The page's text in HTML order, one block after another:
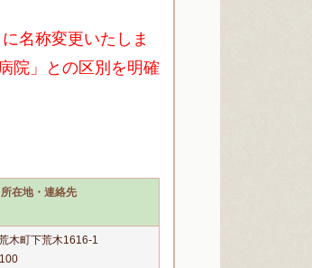
名称変更いたしま
院」との区別を明確
所在地・連絡先
木町下荒木1616-1